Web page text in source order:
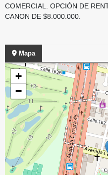
COMERCIAL. OPCIÓN DE
CANON DE $8.000.000.
Mapa
+
−